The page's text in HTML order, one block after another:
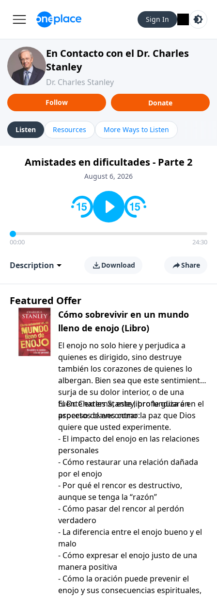
Sign In
En Contacto con el Dr. Charles
Stanley
Dr. Charles Stanley
Follow Donate
Listen Resources More Ways to Listen
Amistades en dificultades - Parte 2
August 6, 2026
00:00 24:30
Description Download Share
Featured Offer
Cómo sobrevivir en un mundo
lleno de enojo (Libro)
El enojo no solo hiere y perjudica a
quienes es dirigido, sino destruye
también los corazones de quienes lo
albergan. Bien sea que este sentimiento
surja de su dolor interior, o de una
fuente externa, este libro le guiará en el
proceso de encontrar la paz que Dios
quiere que usted experimente.
El Dr. Charles Stanley, profundiza en
aspectos claves como:
- El impacto del enojo en las relaciones
personales
- Cómo restaurar una relación dañada
por el enojo
- Por qué el rencor es destructivo,
aunque se tenga la “razón”
- Cómo pasar del rencor al perdón
verdadero
- La diferencia entre el enojo bueno y el
malo
- Cómo expresar el enojo justo de una
manera positiva
- Cómo la oración puede prevenir el
enojo y sus consecuencias espirituales,